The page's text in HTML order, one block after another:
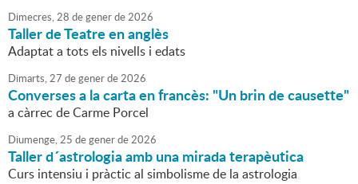
Dimecres,28 degenerde2026
Taller de Teatre en anglès
Adaptat a tots els nivells i edats
Dimarts,27 degenerde2026
Converses a la carta en francès: "Un brin de causette"
a càrrec de Carme Porcel
Diumenge,25 degenerde2026
Taller d´astrologia amb una mirada terapèutica
Curs intensiu i pràctic al simbolisme de la astrologia